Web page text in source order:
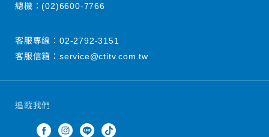
追蹤我們
總機：(02)6600-7766
客服專線： 02-2792-3151
客服信箱： service@ctitv.com.tw